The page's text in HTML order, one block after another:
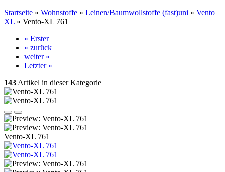
Startseite » Wohnstoffe » Leinen/Baumwollstoffe (fast)uni » Vento
XL » Vento-XL 761
« Erster
« zurück
weiter »
Letzter »
143 Artikel in dieser Kategorie
Vento-XL 761